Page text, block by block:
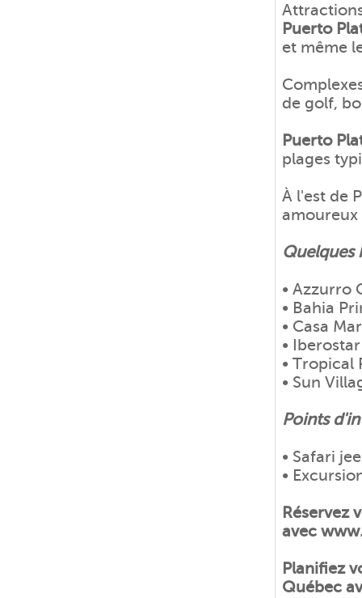
Puerto
et même
de golf,
Puerto
plages
À l'est de
amoureux
Quelques
• Azzurro
• Bahia
• Casa
•
• Tropical
• Sun
Points
• Safari
•
Réservez
avec
Planifiez
Québec